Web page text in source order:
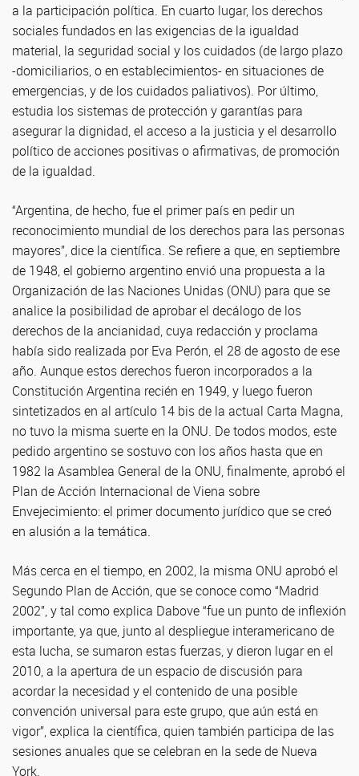
a la participación política. En cuarto lugar, los derechos
sociales fundados en las exigencias de la igualdad
material, la seguridad social y los cuidados (de largo plazo
-domiciliarios, o en establecimientos- en situaciones de
emergencias, y de los cuidados paliativos). Por último,
estudia los sistemas de protección y garantías para
asegurar la dignidad, el acceso a la justicia y el desarrollo
político de acciones positivas o afirmativas, de promoción
de la igualdad.
“Argentina, de hecho, fue el primer país en pedir un
reconocimiento mundial de los derechos para las personas
mayores”, dice la científica. Se refiere a que, en septiembre
de 1948, el gobierno argentino envió una propuesta a la
Organización de las Naciones Unidas (ONU) para que se
analice la posibilidad de aprobar el decálogo de los
derechos de la ancianidad, cuya redacción y proclama
había sido realizada por Eva Perón, el 28 de agosto de ese
año. Aunque estos derechos fueron incorporados a la
Constitución Argentina recién en 1949, y luego fueron
sintetizados en al artículo 14 bis de la actual Carta Magna,
no tuvo la misma suerte en la ONU. De todos modos, este
pedido argentino se sostuvo con los años hasta que en
1982 la Asamblea General de la ONU, finalmente, aprobó el
Plan de Acción Internacional de Viena sobre
Envejecimiento: el primer documento jurídico que se creó
en alusión a la temática.
Más cerca en el tiempo, en 2002, la misma ONU aprobó el
Segundo Plan de Acción, que se conoce como “Madrid
2002”, y tal como explica Dabove “fue un punto de inflexión
importante, ya que, junto al despliegue interamericano de
esta lucha, se sumaron estas fuerzas, y dieron lugar en el
2010, a la apertura de un espacio de discusión para
acordar la necesidad y el contenido de una posible
convención universal para este grupo, que aún está en
vigor”, explica la científica, quien también participa de las
sesiones anuales que se celebran en la sede de Nueva
York.